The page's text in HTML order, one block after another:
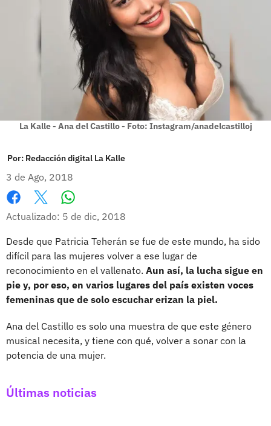
La Kalle - Ana del Castillo - Foto: Instagram/anadelcastilloj
Por: Redacción digital La Kalle
3 de Ago, 2018
Facebook
X
Actualizado: 5 de dic, 2018
Desde que Patricia Teherán se fue de este mundo, ha sido
difícil para las mujeres volver a ese lugar de
reconocimiento en el vallenato. Aun así, la lucha sigue en
pie y, por eso, en varios lugares del país existen voces
femeninas que de solo escuchar erizan la piel.
Ana del Castillo es solo una muestra de que este género
musical necesita, y tiene con qué, volver a sonar con la
potencia de una mujer.
Últimas noticias